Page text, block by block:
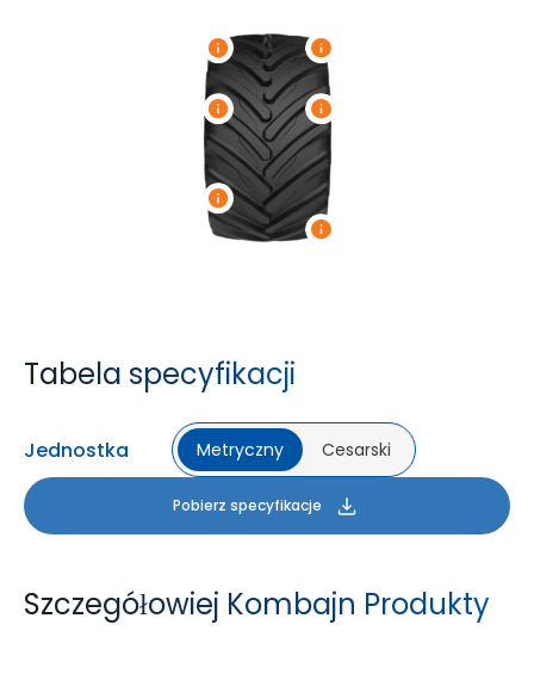
Tabela specyfikacji
Jednostka Metryczny Cesarski
Pobierz specyfikacje
Szczegółowiej Kombajn Produkty